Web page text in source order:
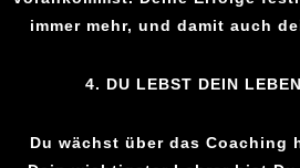
immer mehr, und damit auch
4. DU LEBST DEIN LEBEN
Du wächst über das Coaching